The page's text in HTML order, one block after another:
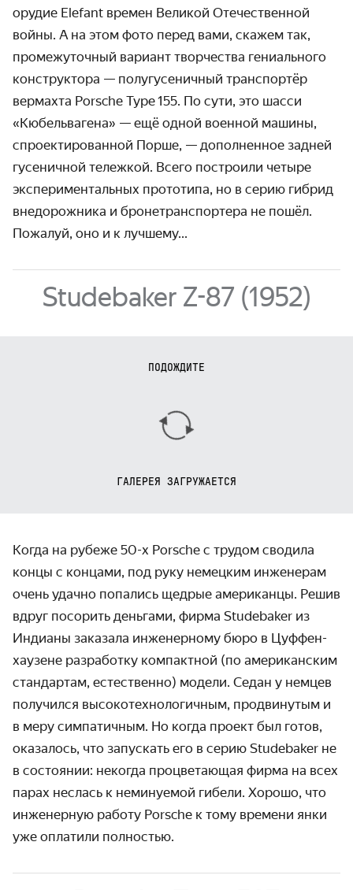
орудие Elefant времен Великой Отече­ственной
войны. А на этом фото перед вами, скажем так,
проме­жуточный вариант твор­чества гениального
конст­руктора — полугусе­ничный транс­портёр
вермахта Porsche Type 155. По сути, это шасси
«Кюбель­вагена» — ещё одной военной машины,
спроектиро­ванной Порше, — дополненное задней
гусеничной тележкой. Всего построили четыре
экспери­ментальных прототипа, но в серию гибрид
внедорожника и бронетранс­портера не пошёл.
Пожалуй, оно и к лучшему...
Studebaker Z-87 (1952)
ПОДОЖДИТЕ
ГАЛЕРЕЯ ЗАГРУЖАЕТСЯ
Когда на рубеже 50-х Porsche с трудом сводила
концы с концами, под руку немецким инженерам
очень удачно попались щедрые американцы. Решив
вдруг посорить деньгами, фирма Studebaker из
Индианы заказала инженер­ному бюро в Цуффен­
хаузене разработку компактной (по американ­ским
стандартам, есте­ственно) модели. Седан у немцев
получился высоко­технологичным, продвинутым и
в меру симпа­тичным. Но когда проект был готов,
оказалось, что запускать его в серию Studebaker не
в состоянии: некогда про­цветающая фирма на всех
парах неслась к немину­емой гибели. Хорошо, что
инженерную работу Porsche к тому времени янки
уже оплатили полностью.